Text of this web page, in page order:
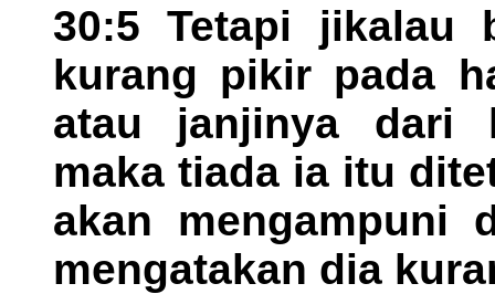
30:5 Tetapi jikalau
kurang pikir pada
atau janjinya dari
maka tiada ia itu
akan mengampuni
mengatakan dia